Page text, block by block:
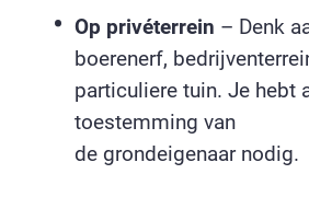
Op privéterrein – Denk
boerenerf,
particuliere tuin. Je hebt
toestemming van
de grondeigenaar nodig.